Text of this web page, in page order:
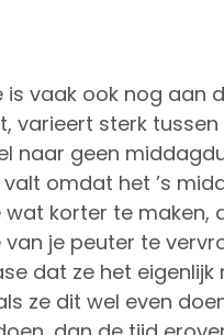
is vaak ook nog aan
varieert sterk
naar geen
omdat het ’s
korter te maken,
je peuter te
dat ze het
ze dit wel even